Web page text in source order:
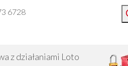
6728
działaniami Loto